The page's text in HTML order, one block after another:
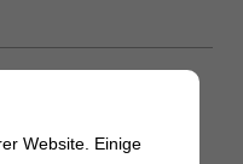
Website. Einige